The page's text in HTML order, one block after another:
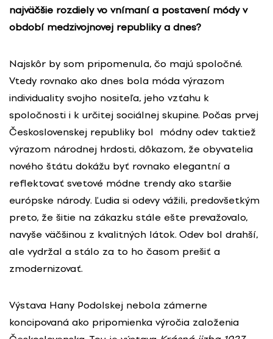
najväčšie rozdiely vo vnímaní a postavení módy v
období medzivojnovej republiky a dnes?
Najskôr by som pripomenula, čo majú spoločné.
Vtedy rovnako ako dnes bola móda výrazom
individuality svojho nositeľa, jeho vzťahu k
spoločnosti i k určitej sociálnej skupine. Počas prvej
Československej republiky bol módny odev taktiež
výrazom národnej hrdosti, dôkazom, že obyvatelia
nového štátu dokážu byť rovnako elegantní a
reflektovať svetové módne trendy ako staršie
európske národy. Ľudia si odevy vážili, predovšetkým
preto, že šitie na zákazku stále ešte prevažovalo,
navyše väčšinou z kvalitných látok. Odev bol drahší,
ale vydržal a stálo za to ho časom prešiť a
zmodernizovať.
Výstava Hany Podolskej nebola zámerne
koncipovaná ako pripomienka výročia založenia